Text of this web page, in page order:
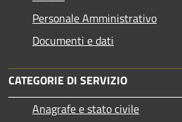
Personale Amministrativo
Documenti e dati
CATEGORIE DI SERVIZIO
Anagrafe e stato civile